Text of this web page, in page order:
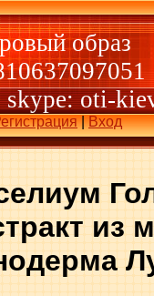
образ
skype: oti-
|Вход
из